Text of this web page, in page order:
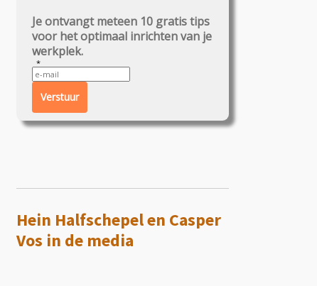
Je ontvangt meteen 10 gratis tips
voor het optimaal inrichten van je
werkplek.
Verstuur
Hein Halfschepel en Casper
Vos in de media